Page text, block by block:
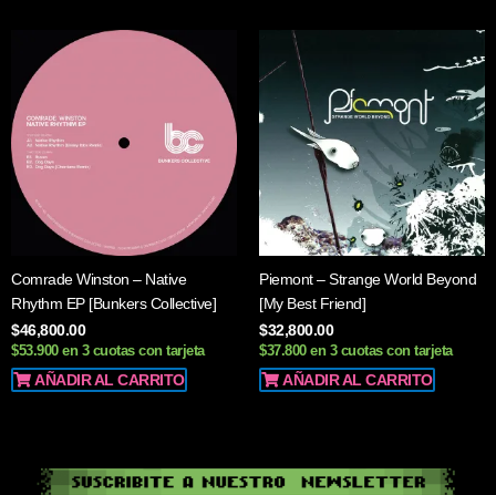
Comrade Winston – Native
Rhythm EP [Bunkers Collective]
$46,800.00
$53.900 en 3 cuotas con tarjeta
AÑADIR AL CARRITO
Piemont – Strange World Beyond
[My Best Friend]
$32,800.00
$37.800 en 3 cuotas con tarjeta
AÑADIR AL CARRITO